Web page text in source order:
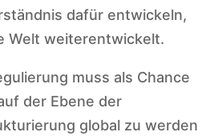
dafür entwickeln,
Welt weiterentwickelt.
muss als Chance
der Ebene der
global zu werden